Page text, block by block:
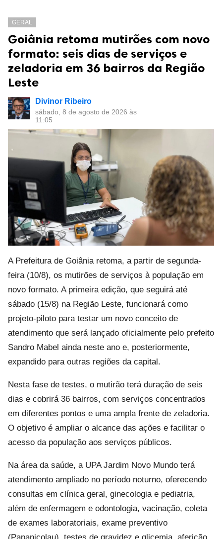
GERAL
Goiânia retoma mutirões com novo
formato: seis dias de serviços e
zeladoria em 36 bairros da Região
Leste
Divinor Ribeiro
sábado, 8 de agosto de 2026 às
11:05
A Prefeitura de Goiânia retoma, a partir de segunda-
feira (10/8), os mutirões de serviços à população em
novo formato. A primeira edição, que seguirá até
sábado (15/8) na Região Leste, funcionará como
projeto-piloto para testar um novo conceito de
atendimento que será lançado oficialmente pelo prefeito
Sandro Mabel ainda neste ano e, posteriormente,
expandido para outras regiões da capital.
Nesta fase de testes, o mutirão terá duração de seis
dias e cobrirá 36 bairros, com serviços concentrados
em diferentes pontos e uma ampla frente de zeladoria.
O objetivo é ampliar o alcance das ações e facilitar o
acesso da população aos serviços públicos.
Na área da saúde, a UPA Jardim Novo Mundo terá
atendimento ampliado no período noturno, oferecendo
consultas em clínica geral, ginecologia e pediatria,
além de enfermagem e odontologia, vacinação, coleta
de exames laboratoriais, exame preventivo